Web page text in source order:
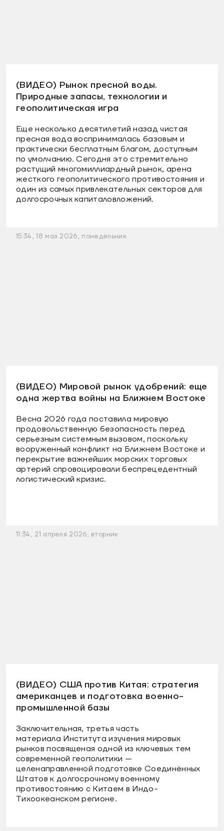
(ВИДЕО) Рынок пресной воды.
Природные запасы, технологии и
геополитическая игра
Еще несколько десятилетий назад чистая
пресная вода воспринималась базовым и
практически бесплатным благом, доступным
по умолчанию. Сегодня это стремительно
растущий многомиллиардный рынок, арена
жесткого геополитического противостояния и
один из самых привлекательных секторов для
долгосрочных капиталовложений.
15:34, 18 мая 2026, понедельник
(ВИДЕО) Мировой рынок удобрений: еще
одна жертва войны на Ближнем Востоке
Весна 2026 года поставила мировую
продовольственную безопасность перед
серьезным системным вызовом, поскольку
вооруженный конфликт на Ближнем Востоке и
перекрытие важнейших морских торговых
артерий спровоцировали беспрецедентный
логистический кризис.
11:34, 21 апреля 2026, вторник
(ВИДЕО) США против Китая: стратегия
американцев и подготовка военно-
промышленной базы
Заключительная, третья часть
материала Института изучения мировых
рынков посвященая одной из ключевых тем
современной геополитики —
целенаправленной подготовке Соединённых
Штатов к долгосрочному военному
противостоянию с Китаем в Индо-
Тихоокеанском регионе.